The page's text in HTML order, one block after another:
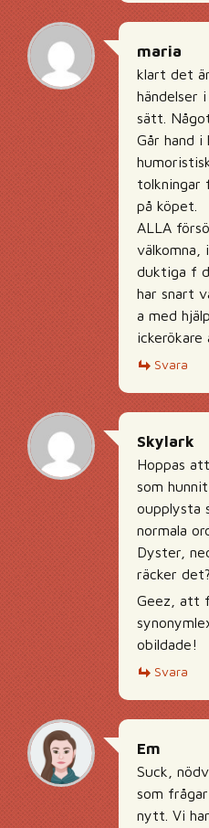
maria
klart det
händelser
sätt.
Går hand i
tolkningar
på köpet.
ALLA
välkomna,
duktiga f
har snart
a med
ickerökare
Svara
Skylark
Hoppas
som
oupplysta
normala
Dyster,
räcker det?
Geez, att
obildade!
Svara
Em
Suck,
som
nytt. Vi